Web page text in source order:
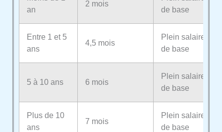
an
2 mois
de base
Entre 1 et 5
ans
4,5 mois
Plein salaire
de base
5 à 10 ans 6 mois
Plein salaire
de base
Plus de 10
ans
7 mois
Plein salaire
de base